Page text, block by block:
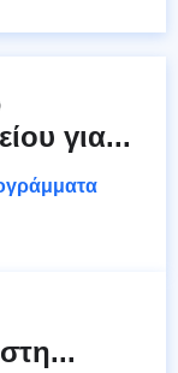
για...